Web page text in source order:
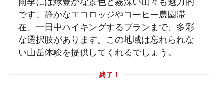
雨季には緑豊かな景色と霧深い山々も魅力的
です。静かなエコロッジやコーヒー農園滞
在、一日中ハイキングするプランまで、多彩
な選択肢があります。この地域は忘れられな
い山岳体験を提供してくれるでしょう。
終了！